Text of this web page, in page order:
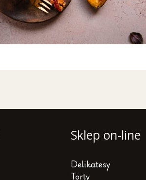
Sklep on-line
Delikatesy
Torty